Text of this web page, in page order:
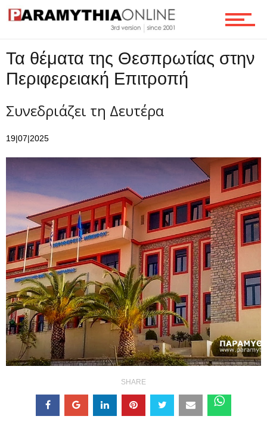
Επικοινωνία
Τα θέματα της Θεσπρωτίας στην
Περιφερειακή Επιτροπή
Συνεδριάζει τη Δευτέρα
19|07|2025
SHARE